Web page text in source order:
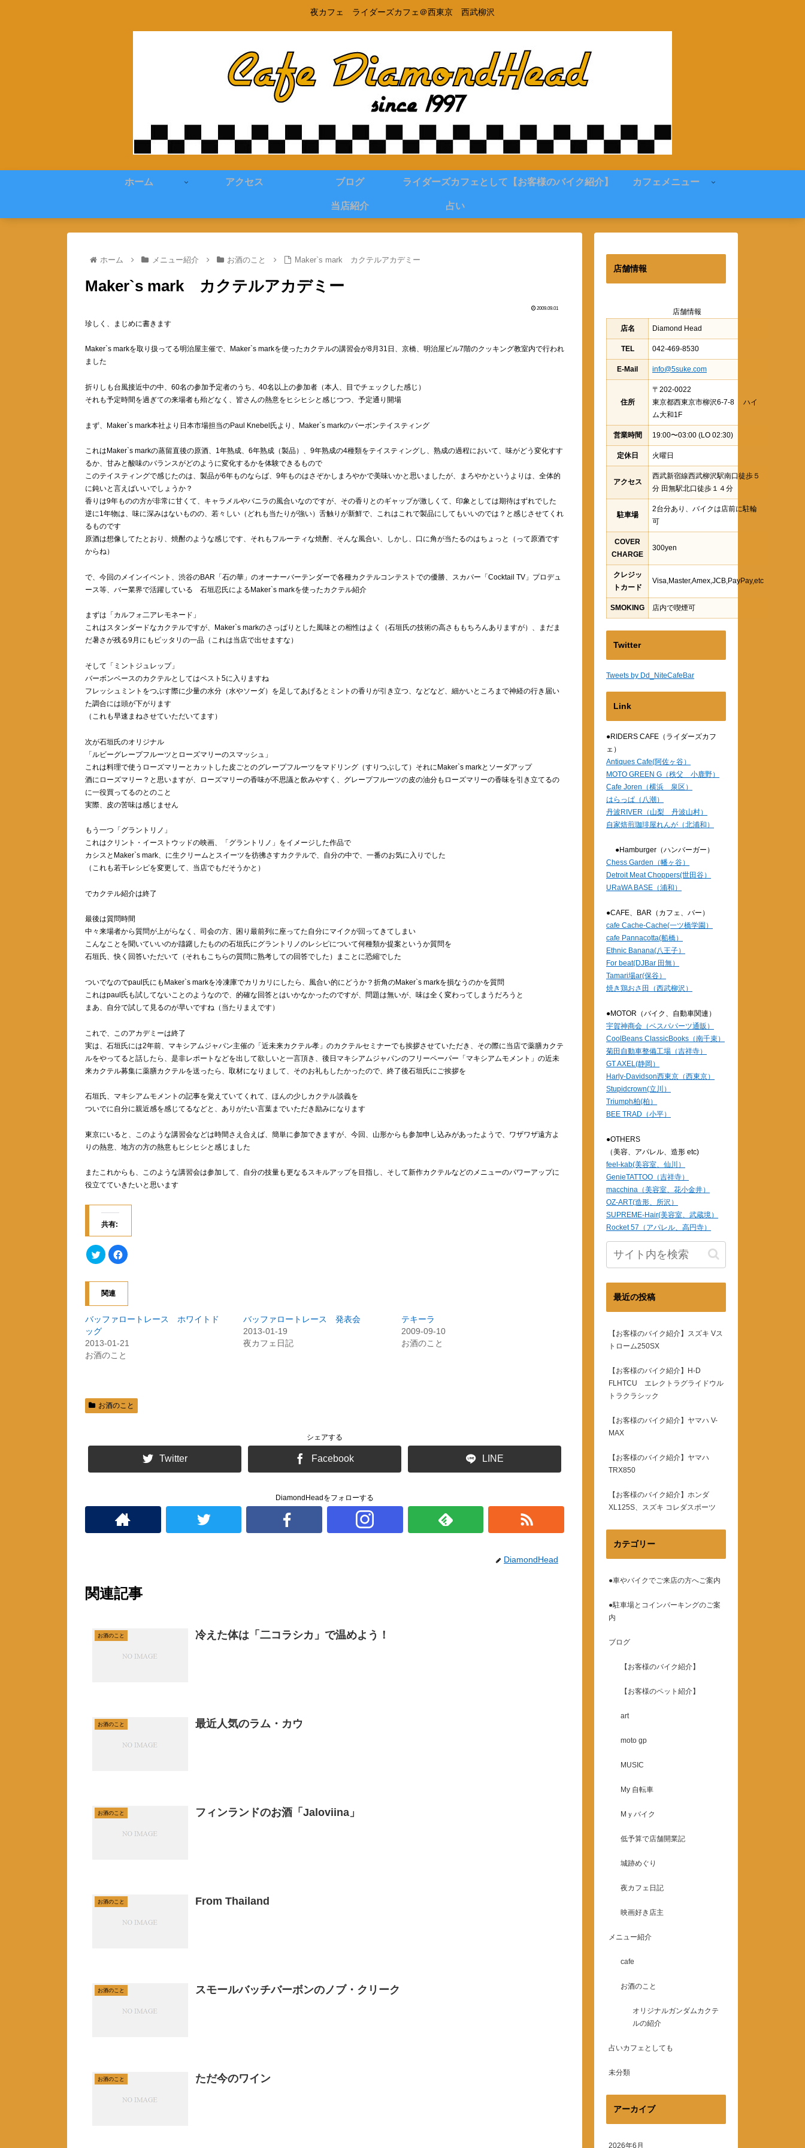
夜カフェ ライダーズカフェ＠西東京 西武柳沢
ホーム アクセス ブログ ライダーズカフェとして 【お客様のバイク紹介】 カフェメニュー
当店紹介 占い
ホーム メニュー紹介 お酒のこと Maker`s mark カクテルアカデミー
Maker`s mark カクテルアカデミー
2009.09.01
珍しく、まじめに書きます
Maker`s markを取り扱ってる明治屋主催で、Maker`s markを使ったカクテルの講習会が8月31日、京橋、明治屋ビル7階のクッキング教室内で行われ
ました
折りしも台風接近中の中、60名の参加予定者のうち、40名以上の参加者（本人、目でチェックした感じ）
それも予定時間を過ぎての来場者も殆どなく、皆さんの熱意をヒシヒシと感じつつ、予定通り開場
まず、Maker`s mark本社より日本市場担当のPaul Knebel氏より、Maker`s markのバーボンテイスティング
これはMaker`s markの蒸留直後の原酒、1年熟成、6年熟成（製品）、9年熟成の4種類をテイスティングし、熟成の過程において、味がどう変化すす
るか、甘みと酸味のバランスがどのように変化するかを体験できるもので
このテイスティングで感じたのは、製品が6年ものならば、9年ものはさぞかしまろやかで美味いかと思いましたが、まろやかというよりは、全体的
に鈍いと言えばいいでしょうか？
香りは9年ものの方が非常に甘くて、キャラメルやバニラの風合いなのですが、その香りとのギャップが激しくて、印象としては期待はずれでした
逆に1年物は、味に深みはないものの、若々しい（どれも当たりが強い）舌触りが新鮮で、これはこれで製品にしてもいいのでは？と感じさせてくれ
るものです
原酒は想像してたとおり、焼酎のような感じです、それもフルーティな焼酎、そんな風合い、しかし、口に角が当たるのはちょっと（って原酒です
からね）
で、今回のメインイベント、渋谷のBAR「石の華」のオーナーバーテンダーで各種カクテルコンテストでの優勝、スカパー「Cocktail TV」プロデュ
ース等、バー業界で活躍している 石垣忍氏によるMaker`s markを使ったカクテル紹介
まずは「カルフォ二アレモネード」
これはスタンダードなカクテルですが、Maker`s markのさっぱりとした風味との相性はよく（石垣氏の技術の高さももちろんありますが）、まだま
だ暑さが残る9月にもピッタリの一品（これは当店で出せますな）
そして「ミントジュレップ」
バーボンベースのカクテルとしてはベスト5に入りますね
フレッシュミントをつぶす際に少量の水分（水やソーダ）を足してあげるとミントの香りが引き立つ、などなど、細かいところまで神経の行き届い
た調合には頭が下がります
（これも早速まねさせていただいてます）
次が石垣氏のオリジナル
「ルビーグレープフルーツとローズマリーのスマッシュ」
これは料理で使うローズマリーとカットした皮ごとのグレープフルーツをマドリング（すりつぶして）それにMaker`s markとソーダアップ
酒にローズマリー？と思いますが、ローズマリーの香味が不思議と飲みやすく、グレープフルーツの皮の油分もローズマリーの香味を引き立てるの
に一役買ってるのとのこと
実際、皮の苦味は感じません
もう一つ「グラントリノ」
これはクリント・イーストウッドの映画、「グラントリノ」をイメージした作品で
カシスとMaker`s mark、に生クリームとスイーツを彷彿さすカクテルで、自分の中で、一番のお気に入りでした
（これも若干レシピを変更して、当店でもだそうかと）
でカクテル紹介は終了
最後は質問時間
中々来場者から質問が上がらなく、司会の方、困り最前列に座ってた自分にマイクが回ってきてしまい
こんなことを聞いていいのか躊躇したものの石垣氏にグラントリノのレシピについて何種類か提案というか質問を
石垣氏、快く回答いただいて（それもこちらの質問に熟考しての回答でした）まことに恐縮でした
ついでなのでpaul氏にもMaker`s markを冷凍庫でカリカリにしたら、風合い的にどうか？折角のMaker`s markを損なうのかを質問
これはpaul氏も試してないことのようなので、的確な回答とはいかなかったのですが、問題は無いが、味は全く変わってしまうだろうと
まあ、自分で試して見るのが早いですね（当たりまえです）
これで、このアカデミーは終了
実は、石垣氏には2年前、マキシアムジャパン主催の「近未来カクテル孝」のカクテルセミナーでも挨拶させていただき、その際に当店で薬膳カクテ
ルをやってると話したら、是非レポートなどを出して欲しいと一言頂き、後日マキシアムジャパンのフリーペーパー「マキシアムモメント」の近未
来カクテル募集に薬膳カクテルを送ったら、取材になりまして、そのお礼もしたかったので、終了後石垣氏にご挨拶を
石垣氏、マキシアムモメントの記事を覚えていてくれて、ほんの少しカクテル談義を
ついでに自分に親近感を感じてるなどと、ありがたい言葉までいただき励みになります
東京にいると、このような講習会などは時間さえ合えば、簡単に参加できますが、今回、山形からも参加申し込みがあったようで、ワザワザ遠方よ
りの熱意、地方の方の熱意もヒシヒシと感じました
またこれからも、このような講習会は参加して、自分の技量も更なるスキルアップを目指し、そして新作カクテルなどのメニューのパワーアップに
役立てていきたいと思います
共有:
ク
リ
し
て
T
t
t
e
r
で
共
有
ウ
ィ
ン
き
F
a
b
共
有
る
に
は
ク
て
く
だ
し
ン
開
き
ま
す
)
関連
バッファロートレース ホワイトド
ッグ
2013-01-21
お酒のこと
バッファロートレース 発表会
2013-01-19
夜カフェ日記
テキーラ
2009-09-10
お酒のこと
お酒のこと
シェアする
Twitter Facebook LINE
DiamondHeadをフォローする
DiamondHead
関連記事
お酒のこと 冷えた体は「二コラシカ」で温めよう！
お酒のこと 最近人気のラム・カウ
お酒のこと フィンランドのお酒「Jaloviina」
お酒のこと From Thailand
お酒のこと スモールバッチバーボンのノブ・クリーク
お酒のこと ただ今のワイン
店舗情報
店舗情報
店名
Diamond Head
TEL 042-469-8530
E-Mail info@5suke.com
住所
〒202-0022
東京都西東京市柳沢6-7-8 ハイ
ム大和1F
営業時間 19:00〜03:00 (LO 02:30)
定休日 火曜日
アクセス
西武新宿線西武柳沢駅南口徒歩５
分 田無駅北口徒歩１４分
駐車場
2台分あり、バイクは店前に駐輪
可
COVER
CHARGE
300yen
クレジッ
トカード
Visa,Master,Amex,JCB,PayPay,etc
SMOKING 店内で喫煙可
Twitter
Tweets by Dd_NiteCafeBar
Link
●RIDERS CAFE（ライダーズカフ
ェ）
Antiques Cafe(阿佐ヶ谷）
MOTO GREEN G（秩父 小鹿野）
Cafe Joren（横浜 泉区）
はらっぱ（八潮）
丹波RIVER（山梨 丹波山村）
自家焙煎珈琲屋れんが（北浦和）
●Hamburger（ハンバーガー）
Chess Garden（幡ヶ谷）
Detroit Meat Choppers(世田谷）
URaWA BASE（浦和）
●CAFE、BAR（カフェ、バー）
cafe Cache-Cache(一ツ橋学園）
cafe Pannacotta(船橋）
Ethnic Banana(八王子）
For beat(DJBar 田無）
Tamari場ar(保谷）
焼き鶏おさ田（西武柳沢）
●MOTOR（バイク、自動車関連）
宇賀神商会（ベスパパーツ通販）
CoolBeans ClassicBooks（南千束）
菊田自動車整備工場（吉祥寺）
GT AXEL(静岡）
Harly-Davidson西東京（西東京）
Stupidcrown(立川）
Triumph柏(柏）
BEE TRAD（小平）
●OTHERS
（美容、アパレル、造形 etc)
feel-kab(美容室、仙川）
GenieTATTOO（吉祥寺）
macchina（美容室、花小金井）
OZ-ART(造形、所沢）
SUPREME-Hair(美容室、武蔵境）
Rocket 57（アパレル、高円寺）
最近の投稿
【お客様のバイク紹介】スズキ Vス
トローム250SX
【お客様のバイク紹介】H-D
FLHTCU エレクトラグライドウル
トラクラシック
【お客様のバイク紹介】ヤマハ V-
MAX
【お客様のバイク紹介】ヤマハ
TRX850
【お客様のバイク紹介】ホンダ
XL125S、スズキ コレダスポーツ
カテゴリー
●車やバイクでご来店の方へご案内
●駐車場とコインパーキングのご案
内
ブログ
【お客様のバイク紹介】
【お客様のペット紹介】
art
moto gp
MUSIC
My 自転車
Mｙバイク
低予算で店舗開業記
城跡めぐり
夜カフェ日記
映画好き店主
メニュー紹介
cafe
お酒のこと
オリジナルガンダムカクテ
ルの紹介
占いカフェとしても
未分類
アーカイブ
2026年6月